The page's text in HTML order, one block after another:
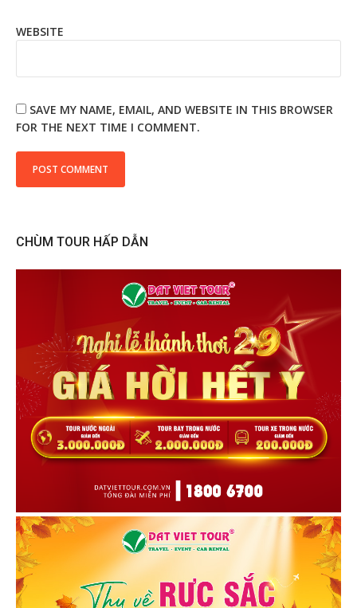
WEBSITE
SAVE MY NAME, EMAIL, AND WEBSITE IN THIS BROWSER
FOR THE NEXT TIME I COMMENT.
CHÙM TOUR HẤP DẪN